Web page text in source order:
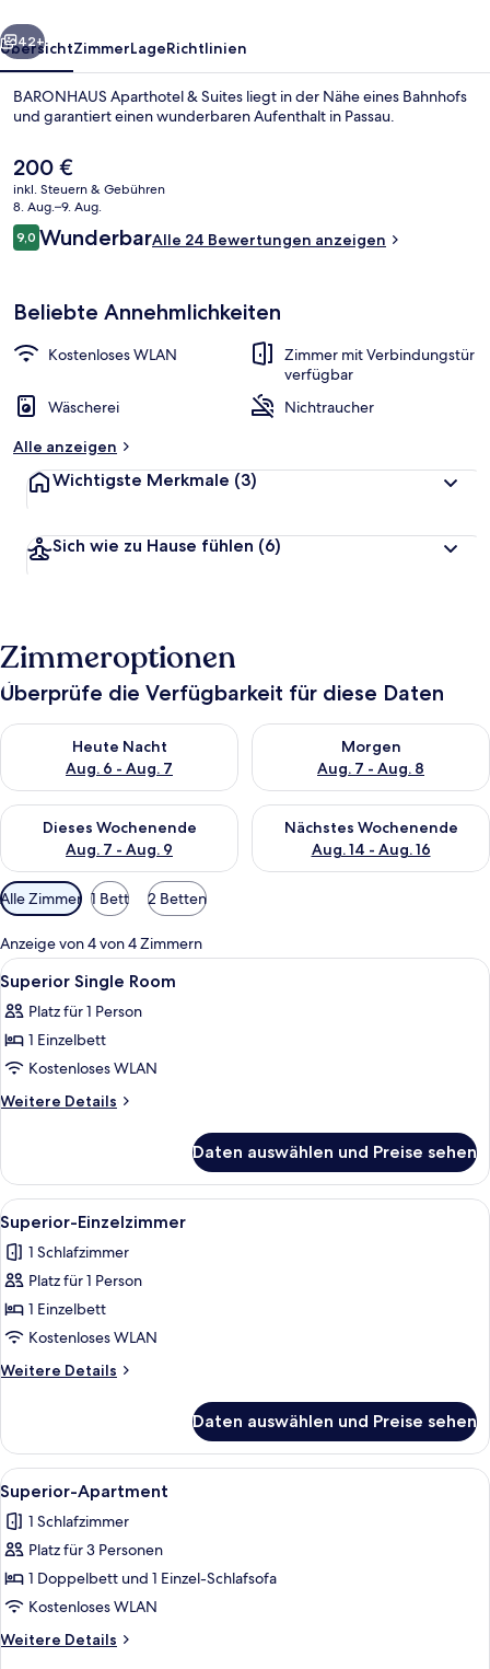
Weiter
42+
ÜbersichtZimmerLageRichtlinien
BARONHAUS Aparthotel & Suites liegt in der Nähe eines Bahnhofs
und garantiert einen wunderbaren Aufenthalt in Passau.
Der
aktuelle
Preis
beträgt
200 €.
200 €
inkl. Steuern & Gebühren
8. Aug.–9. Aug.
Bewertungen
9,09,0 von 10.
WunderbarAlle 24 Bewertungen anzeigen
Beliebte Annehmlichkeiten
Kostenloses WLAN
Zimmer mit Verbindungstür
verfügbar
Wäscherei
Nichtraucher
Alle anzeigen
Wichtigste Merkmale (3)
Sich wie zu Hause fühlen (6)
Zimmeroptionen
Überprüfe die Verfügbarkeit für diese Daten
Heute Nacht
Aug. 6 - Aug. 7
Überprüfe die Verfügbarkeit für heute Nacht, Aug. 6 - Aug. 7.
Morgen
Aug. 7 - Aug. 8
Überprüfe die Verfügbarkeit
Dieses Wochenende
Aug. 7 - Aug. 9
Überprüfe die Verfügbarkeit für dieses Wochenende, Aug. 7
Nächstes Wochenende
Aug. 14 - Aug. 16
Überprüfe die Verfügbarkeit
Verfügbare
Filter
für
Zimmer
Alle Zimmer 1 Bett 2 Betten
Anzeige von 4 von 4 Zimmern
Alle
Fotos
für
Superior
Single
Room
Eine kleine Küche mit
7
Superior Single Room
Platz für 1 Person
1 Einzelbett
Kostenloses WLAN
Weitere Details
Weitere
Single
Room
Daten auswählen und Preise sehen
Alle
Fotos
für
Superior-
Einzelzimmer
anzeigen
Ein modernes Zimmer mit Bett,
34
Superior-Einzelzimmer
1 Schlafzimmer
Platz für 1 Person
1 Einzelbett
Kostenloses WLAN
Weitere Details
Weitere
Einzelzimmer
Daten auswählen und Preise sehen
Alle
Fotos
für
Superior-
Apartment
anzeigen
Ein Hotelzimmer mit einem großen
34
Superior-Apartment
1 Schlafzimmer
Platz für 3 Personen
1 Doppelbett und 1 Einzel-Schlafsofa
Kostenloses WLAN
Weitere Details
Weitere